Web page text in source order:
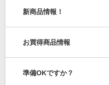
新商品情報！
お買得商品情報
準備OKですか？